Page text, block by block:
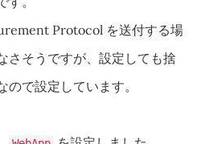
Protocol を送付する場
さそうですが、設定しても捨
ので設定しています。